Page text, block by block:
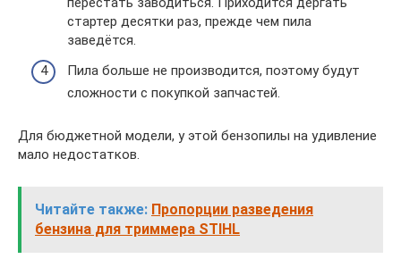
стартер десятки раз, прежде чем пила
заведётся.
Пила больше не производится, поэтому будут
сложности с покупкой запчастей.
Для бюджетной модели, у этой бензопилы на удивление
мало недостатков.
Читайте также: Пропорции разведения
бензина для триммера STIHL